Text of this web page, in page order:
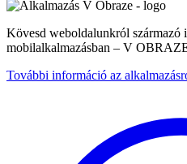
Kövesd weboldalunkról származó
mobilalkalmazásban – V
További információ az